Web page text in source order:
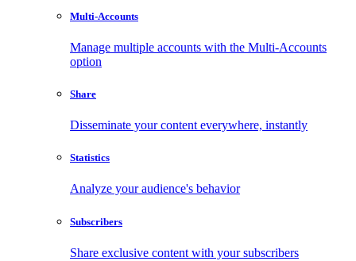
Multi-Accounts
Manage multiple accounts with the Multi-Accounts
option
Share
Disseminate your content everywhere, instantly
Statistics
Analyze your audience's behavior
Subscribers
Share exclusive content with your subscribers